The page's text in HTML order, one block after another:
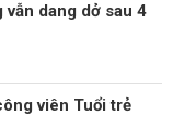
vẫn dang dở sau 4
viên Tuổi trẻ